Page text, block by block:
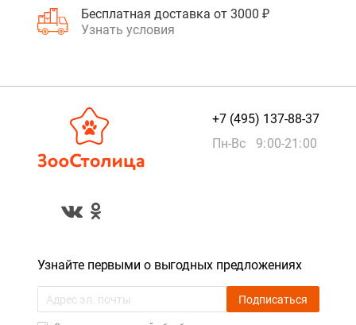
Бесплатная доставка от 3000 ₽
Узнать условия
+7 (495) 137-88-37
Пн-Вс 9:00-21:00
Узнайте первыми о выгодных предложениях
Подписаться